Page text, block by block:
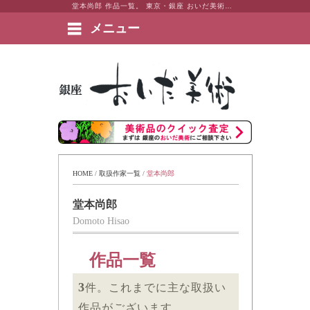
メニュー
絵画など美術品の販売と買取 | 東京・銀座 おいだ美術
HOME / 取扱作家一覧 / 堂本尚郎
堂本尚郎
Domoto Hisao
作品一覧
3件。これまでに主な取扱い
作品がございます。